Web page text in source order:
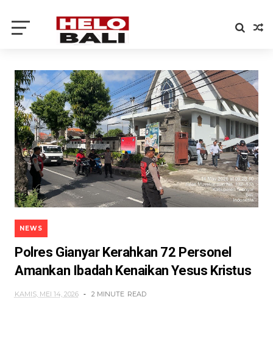
NEWS
Polres Gianyar Kerahkan 72 Personel
Amankan Ibadah Kenaikan Yesus Kristus
KAMIS, MEI 14, 2026 2 MINUTE READ